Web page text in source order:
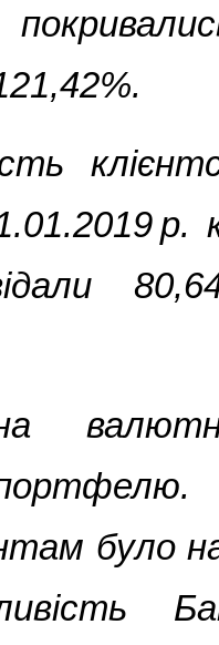
р.
було